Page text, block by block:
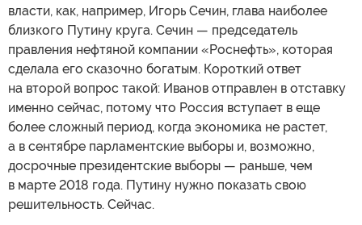
власти, как, например, Игорь Сечин, глава наиболее
близкого Путину круга. Сечин — председатель
правления нефтяной компании «Роснефть», которая
сделала его сказочно богатым. Короткий ответ
на второй вопрос такой: Иванов отправлен в отставку
именно сейчас, потому что Россия вступает в еще
более сложный период, когда экономика не растет,
а в сентябре парламентские выборы и, возможно,
досрочные президентские выборы — раньше, чем
в марте 2018 года. Путину нужно показать свою
решительность. Сейчас.